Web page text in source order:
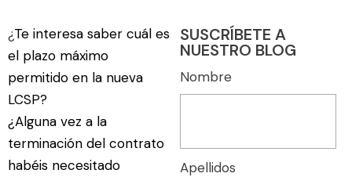
¿Te interesa saber cuál es
el plazo máximo
permitido en la nueva
LCSP?
¿Alguna vez a la
terminación del contrato
habéis necesitado
SUSCRÍBETE A
NUESTRO BLOG
Nombre
Apellidos